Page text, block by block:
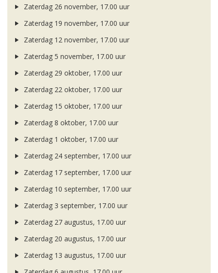
Zaterdag 26 november, 17.00 uur
Zaterdag 19 november, 17.00 uur
Zaterdag 12 november, 17.00 uur
Zaterdag 5 november, 17.00 uur
Zaterdag 29 oktober, 17.00 uur
Zaterdag 22 oktober, 17.00 uur
Zaterdag 15 oktober, 17.00 uur
Zaterdag 8 oktober, 17.00 uur
Zaterdag 1 oktober, 17.00 uur
Zaterdag 24 september, 17.00 uur
Zaterdag 17 september, 17.00 uur
Zaterdag 10 september, 17.00 uur
Zaterdag 3 september, 17.00 uur
Zaterdag 27 augustus, 17.00 uur
Zaterdag 20 augustus, 17.00 uur
Zaterdag 13 augustus, 17.00 uur